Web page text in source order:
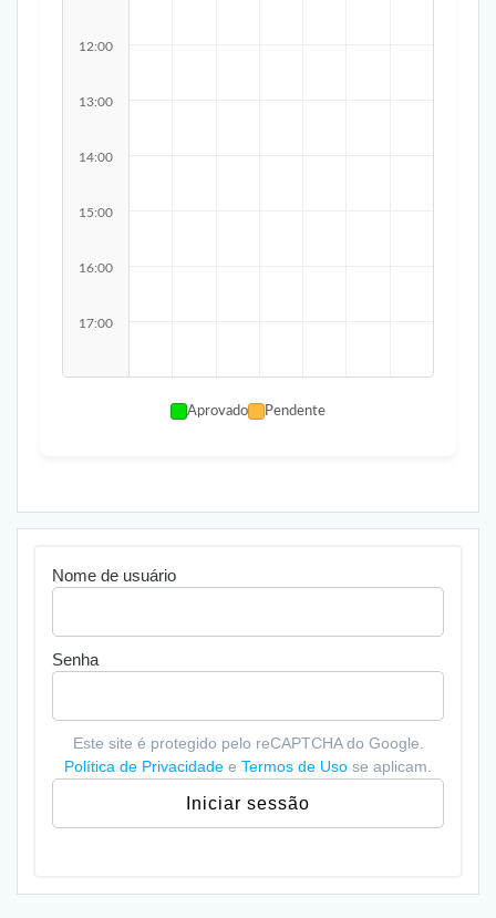
12:00
13:00
14:00
15:00
16:00
17:00
Aprovado Pendente
Nome de usuário
Senha
Este site é protegido pelo reCAPTCHA do Google.
Política de Privacidade e Termos de Uso se aplicam.